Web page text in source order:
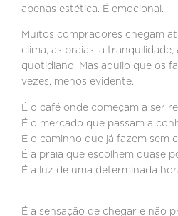
apenas estética. É emocional.
Muitos compradores chegam
clima, as praias, a tranquilidade,
quotidiano. Mas aquilo que os
vezes, menos evidente.
É o café onde começam a ser
É o mercado que passam a
É o caminho que já fazem sem
É a praia que escolhem quase
É a luz de uma determinada
É a sensação de chegar e não